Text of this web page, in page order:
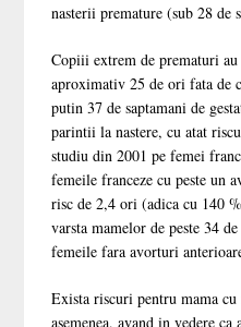
nasterii premature (sub 28 de
Copiii extrem de prematuri
aproximativ 25 de ori fata de
putin 37 de saptamani de
parintii la nastere, cu atat
studiu din 2001 pe femei
femeile franceze cu peste un
risc de 2,4 ori (adica cu 140
varsta mamelor de peste 34
femeile fara avorturi
Exista riscuri pentru mama cu
asemenea, avand in vedere